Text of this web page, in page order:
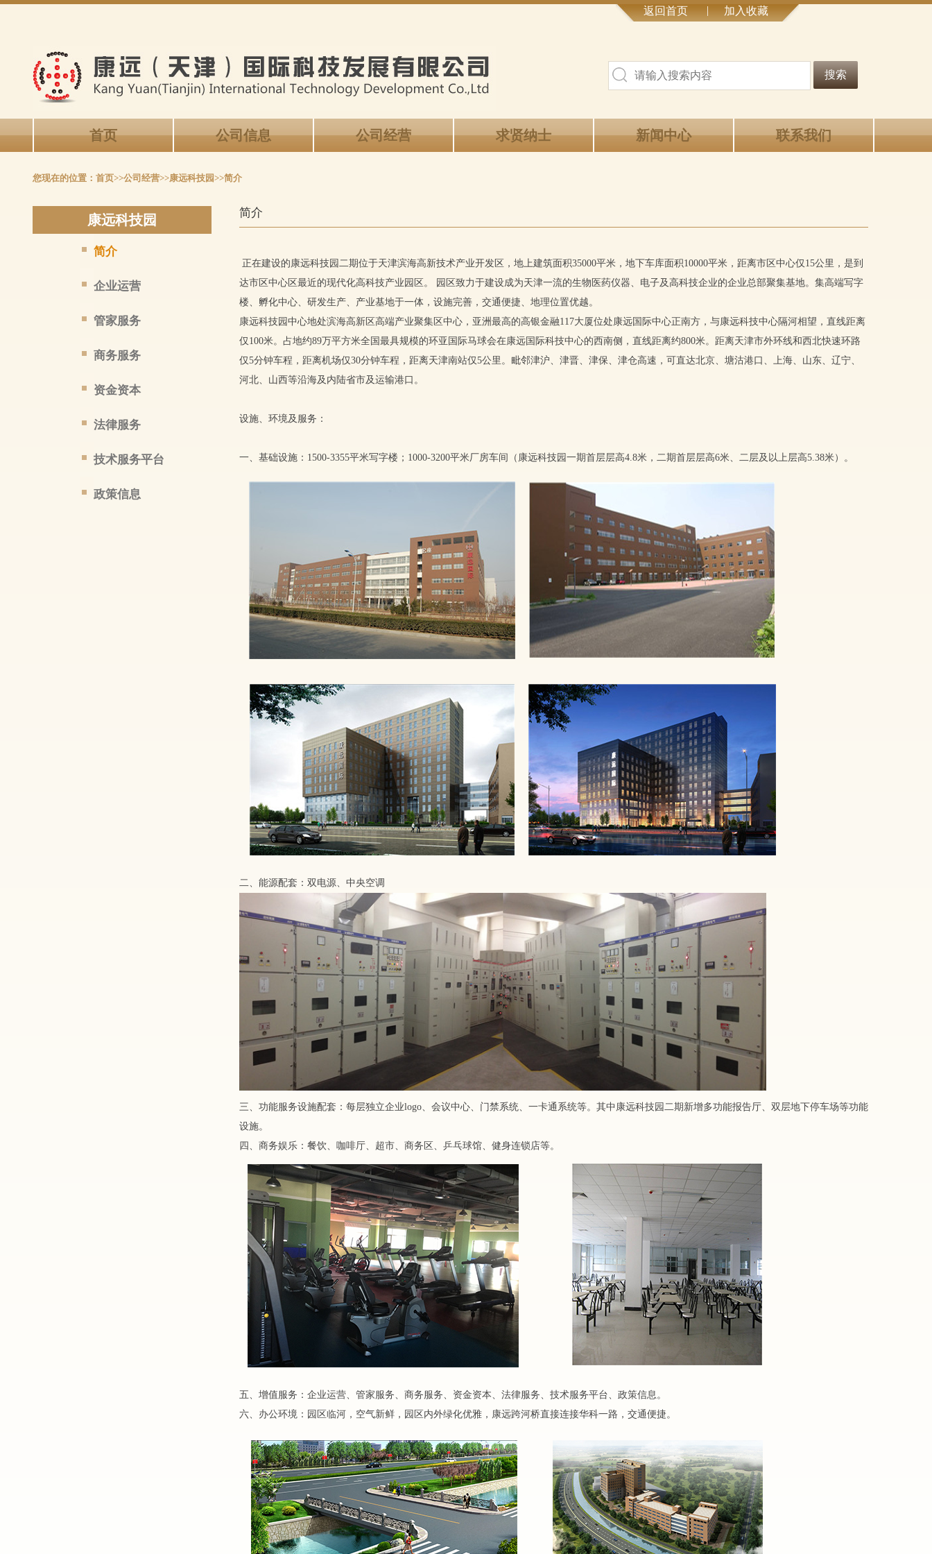
返回首页 | 加入收藏
搜索
首页 公司信息 公司经营 求贤纳士 新闻中心 联系我们
您现在的位置： 首页>>公司经营>>康远科技园>>简介
康远科技园
简介
企业运营
管家服务
商务服务
资金资本
法律服务
技术服务平台
政策信息
简介
正在建设的康远科技园二期位于天津滨海高新技术产业开发区，地上建筑面积35000平米，地下车库面积10000平米，距离市区中心仅15公里，是到
达市区中心区最近的现代化高科技产业园区。 园区致力于建设成为天津一流的生物医药仪器、电子及高科技企业的企业总部聚集基地。集高端写字
楼、孵化中心、研发生产、产业基地于一体，设施完善，交通便捷、地理位置优越。
康远科技园中心地处滨海高新区高端产业聚集区中心，亚洲最高的高银金融117大厦位处康远国际中心正南方，与康远科技中心隔河相望，直线距离
仅100米。占地约89万平方米全国最具规模的环亚国际马球会在康远国际科技中心的西南侧，直线距离约800米。距离天津市外环线和西北快速环路
仅5分钟车程，距离机场仅30分钟车程，距离天津南站仅5公里。毗邻津沪、津晋、津保、津仓高速，可直达北京、塘沽港口、上海、山东、辽宁、
河北、山西等沿海及内陆省市及运输港口。
设施、环境及服务：
一、基础设施：1500-3355平米写字楼；1000-3200平米厂房车间（康远科技园一期首层层高4.8米，二期首层层高6米、二层及以上层高5.38米）。
二、能源配套：双电源、中央空调
三、功能服务设施配套：每层独立企业logo、会议中心、门禁系统、一卡通系统等。其中康远科技园二期新增多功能报告厅、双层地下停车场等功能
设施。
四、商务娱乐：餐饮、咖啡厅、超市、商务区、乒乓球馆、健身连锁店等。
五、增值服务：企业运营、管家服务、商务服务、资金资本、法律服务、技术服务平台、政策信息。
六、办公环境：园区临河，空气新鲜，园区内外绿化优雅，康远跨河桥直接连接华科一路，交通便捷。